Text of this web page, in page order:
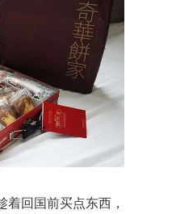
回国前买点东西，